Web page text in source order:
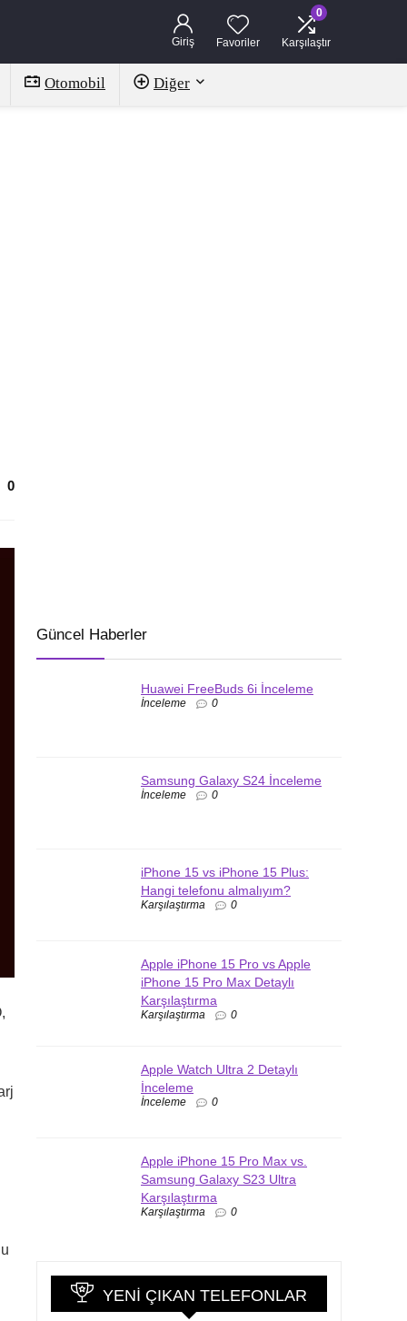
Giriş Favoriler
0
Karşılaştır
Otomobil Diğer
0
Güncel Haberler
Huawei FreeBuds 6i İnceleme
İnceleme 0
Samsung Galaxy S24 İnceleme
İnceleme 0
iPhone 15 vs iPhone 15 Plus:
Hangi telefonu almalıyım?
Karşılaştırma 0
Apple iPhone 15 Pro vs Apple
iPhone 15 Pro Max Detaylı
Karşılaştırma
Karşılaştırma 0
Apple Watch Ultra 2 Detaylı
İnceleme
İnceleme 0
Apple iPhone 15 Pro Max vs.
Samsung Galaxy S23 Ultra
Karşılaştırma
Karşılaştırma 0
YENI ÇIKAN TELEFONLAR